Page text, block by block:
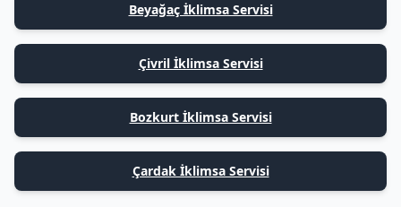
Beyağaç İklimsa Servisi
Çivril İklimsa Servisi
Bozkurt İklimsa Servisi
Çardak İklimsa Servisi